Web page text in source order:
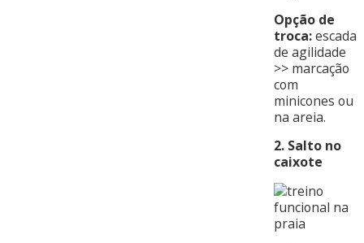
Opção de
troca:escada
de agilidade
>> marcação
com
minicones ou
na areia.
2. Salto no
caixote